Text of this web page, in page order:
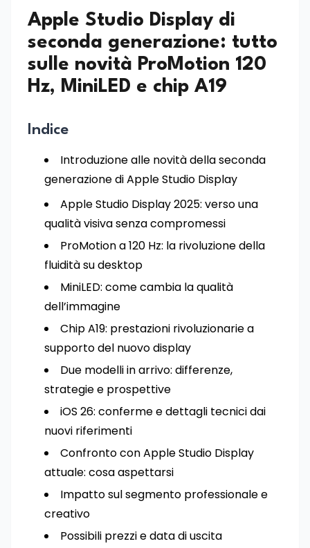
Apple Studio Display di
seconda generazione: tutto
sulle novità ProMotion 120
Hz, MiniLED e chip A19
Indice
Introduzione alle novità della seconda
generazione di Apple Studio Display
Apple Studio Display 2025: verso una
qualità visiva senza compromessi
ProMotion a 120 Hz: la rivoluzione della
fluidità su desktop
MiniLED: come cambia la qualità
dell’immagine
Chip A19: prestazioni rivoluzionarie a
supporto del nuovo display
Due modelli in arrivo: differenze,
strategie e prospettive
iOS 26: conferme e dettagli tecnici dai
nuovi riferimenti
Confronto con Apple Studio Display
attuale: cosa aspettarsi
Impatto sul segmento professionale e
creativo
Possibili prezzi e data di uscita